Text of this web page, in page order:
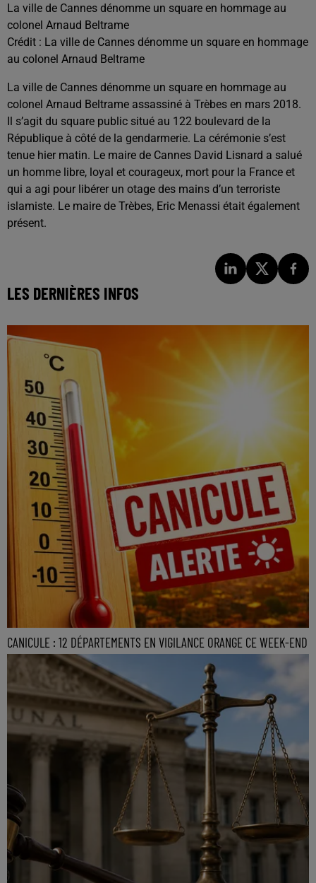
La ville de Cannes dénomme un square en hommage au
colonel Arnaud Beltrame
Crédit : La ville de Cannes dénomme un square en hommage
au colonel Arnaud Beltrame
La ville de Cannes dénomme un square en hommage au
colonel Arnaud Beltrame assassiné à Trèbes en mars 2018.
Il s’agit du square public situé au 122 boulevard de la
République à côté de la gendarmerie. La cérémonie s’est
tenue hier matin. Le maire de Cannes David Lisnard a salué
un homme libre, loyal et courageux, mort pour la France et
qui a agi pour libérer un otage des mains d’un terroriste
islamiste. Le maire de Trèbes, Eric Menassi était également
présent.
LES DERNIÈRES INFOS
CANICULE : 12 DÉPARTEMENTS EN VIGILANCE ORANGE CE WEEK-END